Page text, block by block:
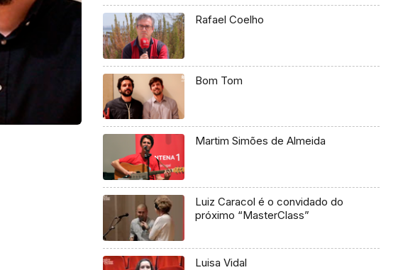
Rafael Coelho
Bom Tom
Martim Simões de Almeida
Luiz Caracol é o convidado do
próximo “MasterClass”
Luisa Vidal